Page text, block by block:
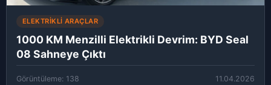
ELEKTRIKLI ARAÇLAR
1000 KM Menzilli Elektrikli Devrim: BYD Seal
08 Sahneye Çıktı
Görüntüleme: 138 11.04.2026